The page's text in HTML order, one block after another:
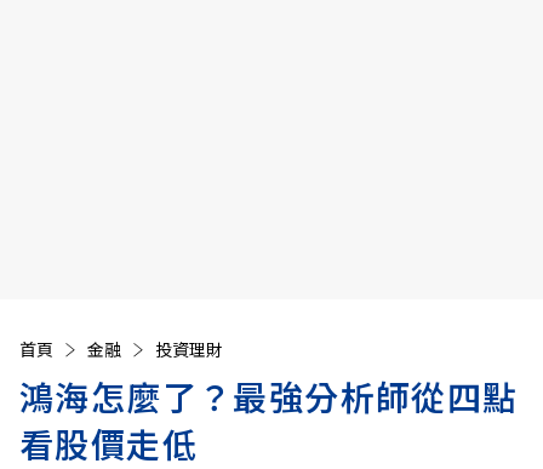
首頁 金融 投資理財
鴻海怎麼了？最強分析師從四點
看股價走低